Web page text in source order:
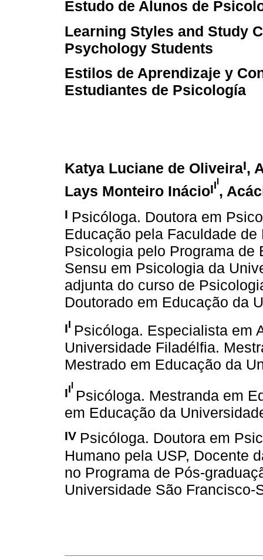
Estudo de Alunos de
Learning Styles and Study
Psychology Students
Estilos de Aprendizaje y
Estudiantes de Psicología
Katya Luciane de OliveiraI,
Lays Monteiro InácioII ,
I Psicóloga. Doutora em
Educação pela Faculdade
Psicologia pelo Programa de
Sensu em Psicologia da
adjunta do curso de
Doutorado em Educação da
II Psicóloga. Especialista em
Universidade Filadélfia.
Mestrado em Educação da
II Psicóloga. Mestranda em
em Educação da
IV Psicóloga. Doutora em
Humano pela USP, Docente
no Programa de Pós-
Universidade São Francisco-